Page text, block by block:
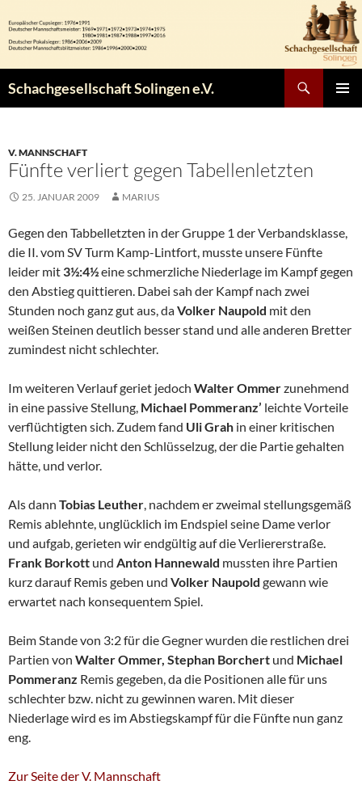
Inhalt
springen
Schachgesellschaft Solingen e.V.
V. MANNSCHAFT
Fünfte verliert gegen Tabellenletzten
25. JANUAR 2009 MARIUS
Gegen den Tabbelletzten in der Gruppe 1 der Verbandsklasse,
die II. vom SV Turm Kamp-Lintfort, musste unsere Fünfte
leider mit 3½:4½eine schmerzliche Niederlage im Kampf gegen
den Abstieg quittieren. Dabei sah der Kampf nach zwei
Stunden noch ganz gut aus, daVolker Naupold mit den
weißen Steinen deutlich besser stand und alle anderen Bretter
zumindest nicht schlechter.
Im weiteren Verlauf geriet jedoch Walter Ommerzunehmend
in eine passive Stellung, Michael Pommeranz’ leichte Vorteile
verflüchtigten sich. Zudem fand Uli Grah in einer kritischen
Stellung leider nicht den Schlüsselzug, der die Partie gehalten
hätte, und verlor.
Als dann Tobias Leuther, nachdem er zweimal stellungsgemäß
Remis ablehnte, unglücklich im Endspiel seine Dame verlor
und aufgab, gerieten wir endgültig auf die Verliererstraße.
Frank Borkott und Anton Hannewald mussten ihre Partien
kurz darauf Remis geben und Volker Naupold gewann wie
erwartet nach konsequentem Spiel.
Beim Stande von 3:2 für die Gegner wurden die restlichen drei
Partien von Walter Ommer, Stephan Borchert und Michael
Pommeranz Remis gegeben, da die Positionen alle für uns
schlechter bzw. nicht zu gewinnen waren. Mit dieser
Niederlage wird es im Abstiegskampf für die Fünfte nun ganz
eng.
Zur Seite der V. Mannschaft